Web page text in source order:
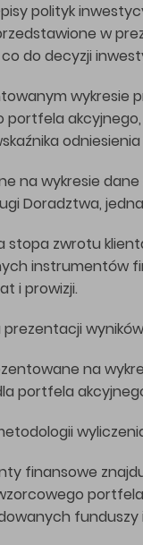
polityk
w
do decyzji
wykresie
portfela
na wykresie
Doradztwa,
stopa zwrotu
instrumentów
i prowizji.
na
portfela
finansowe